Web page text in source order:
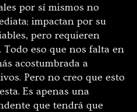
por sí mismos no
impactan por su
pero requieren
eso que nos falta en
acostumbrada a
Pero no creo que esto
Es apenas una
que tendrá que